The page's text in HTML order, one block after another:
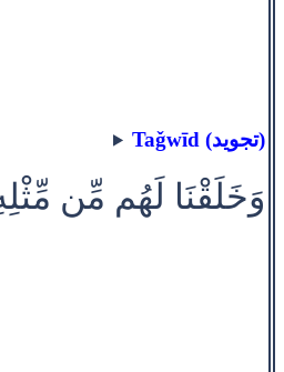
Taǧwīd (تجويد)
وَخَلَقْنَا لَهُم مِّن